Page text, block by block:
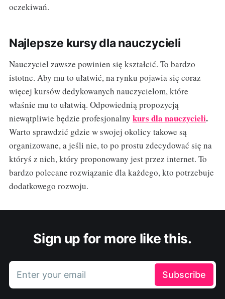
oczekiwań.
Najlepsze kursy dla nauczycieli
Nauczyciel zawsze powinien się kształcić. To bardzo
istotne. Aby mu to ułatwić, na rynku pojawia się coraz
więcej kursów dedykowanych nauczycielom, które
właśnie mu to ułatwią. Odpowiednią propozycją
niewątpliwie będzie profesjonalny kurs dla nauczycieli.
Warto sprawdzić gdzie w swojej okolicy takowe są
organizowane, a jeśli nie, to po prostu zdecydować się na
któryś z nich, który proponowany jest przez internet. To
bardzo polecane rozwiązanie dla każdego, kto potrzebuje
dodatkowego rozwoju.
Sign up for more like this.
Enter your email Subscribe